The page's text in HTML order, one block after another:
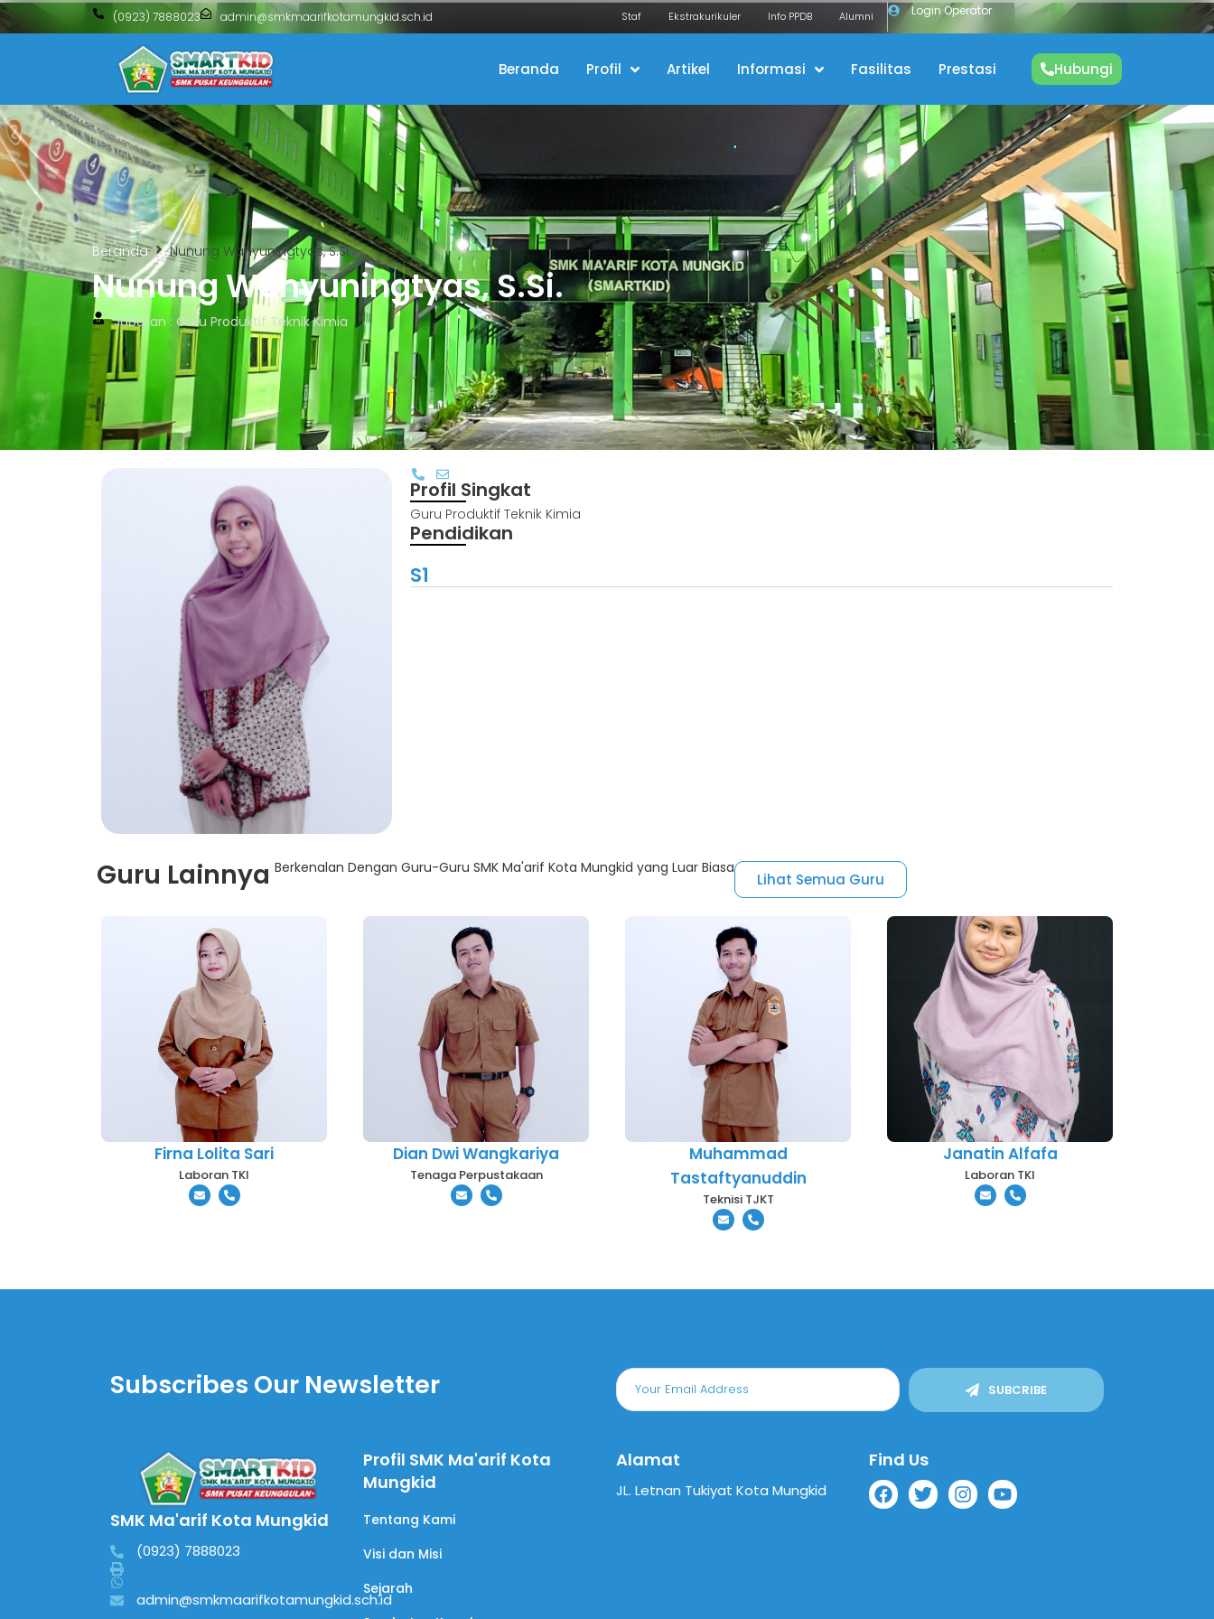
(0923) 7888023 admin@smkmaarifkotamungkid.sch.id Staf Ekstrakurikuler Info PPDB Alumni Login Operator
Beranda Profil Artikel Informasi Fasilitas Prestasi Hubungi
Beranda Nunung Wahyuningtyas, S.Si.
Nunung Wahyuningtyas, S.Si.
Jabatan : Guru Produktif Teknik Kimia
Profil Singkat
Guru Produktif Teknik Kimia
Pendidikan
S1
Guru Lainnya Berkenalan Dengan Guru-Guru SMK Ma'arif Kota Mungkid yang Luar Biasa
Lihat Semua Guru
Firna Lolita Sari
Laboran TKI
Dian Dwi Wangkariya
Tenaga Perpustakaan
Muhammad
Tastaftyanuddin
Teknisi TJKT
Janatin Alfafa
Laboran TKI
Subscribes Our Newsletter SUBCRIBE
SMK Ma'arif Kota Mungkid
(0923) 7888023
admin@smkmaarifkotamungkid.sch.id
Profil SMK Ma'arif Kota
Mungkid
Tentang Kami
Visi dan Misi
Sejarah
Alamat
JL. Letnan Tukiyat Kota Mungkid
Find Us